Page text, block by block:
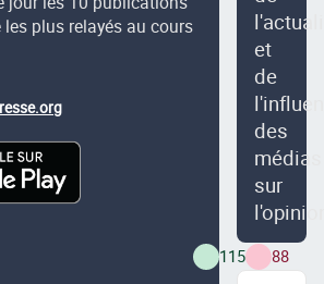
plus relayés au cours
et
de
des
médias
sur
115 88